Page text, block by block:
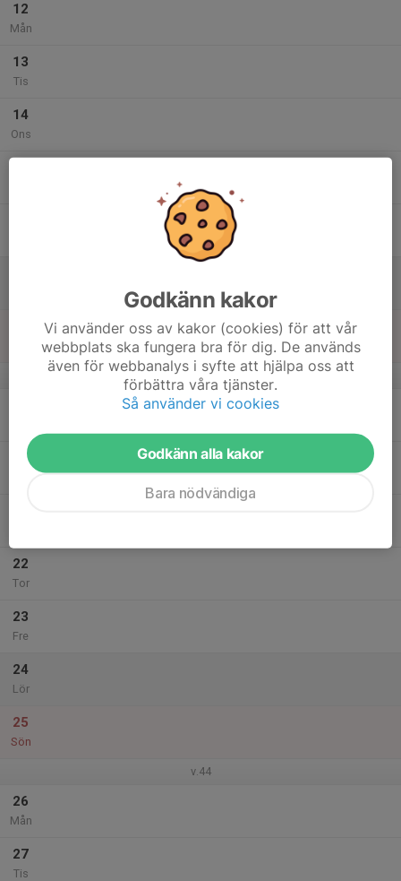
12
Mån
13
Tis
14
Ons
v.43
20
22
Tor
23
Fre
24
Lör
25
Sön
v.44
26
Mån
27
Tis
Godkänn kakor
Vi använder oss av kakor (cookies) för att vår
webbplats ska fungera bra för dig. De används
även för webbanalys i syfte att hjälpa oss att
förbättra våra tjänster.
Så använder vi cookies
Godkänn alla kakor
Bara nödvändiga